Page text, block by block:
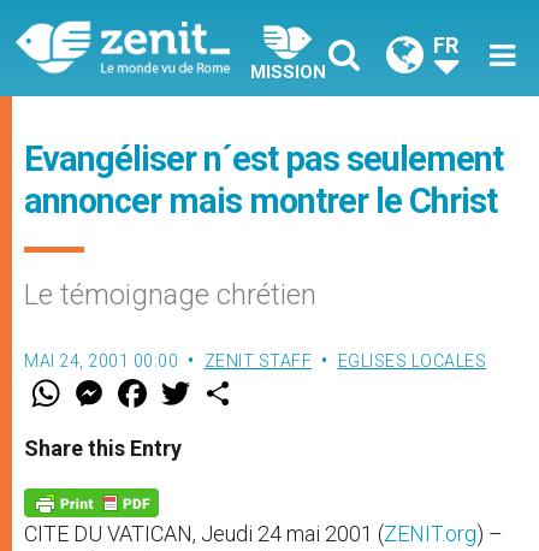
MISSION
FR
Evangéliser n´est pas seulement
annoncer mais montrer le Christ
Le témoignage chrétien
MAI 24, 2001 00:00 ZENIT STAFF EGLISES LOCALES
W
t
s
p
p
M
e
s
e
g
e
r
F
a
e
b
o
k
w
Share this Entry
CITE DU VATICAN, Jeudi 24 mai 2001 (ZENIT.org) –